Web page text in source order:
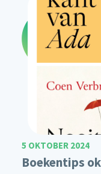
5 OKTOBER 2024
Boekentips